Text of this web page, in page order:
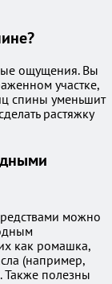
ощущения. Вы
участке,
спины уменьшит
растяжку
можно
как ромашка,
(например,
Также полезны